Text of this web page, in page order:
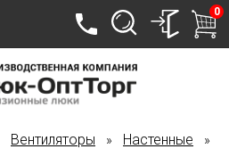
0
Вентиляторы » Настенные »